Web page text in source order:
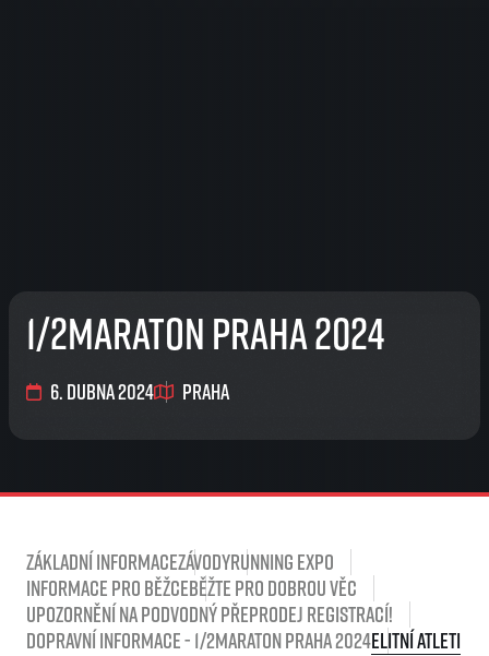
1/2Maraton Praha 2024
6. dubna 2024 Praha
Základní informaceZávodyRunning Expo
Informace pro běžceBěžte pro dobrou věc
Upozornění na podvodný přeprodej registrací!
Dopravní informace - 1/2Maraton Praha 2024Elitní atleti